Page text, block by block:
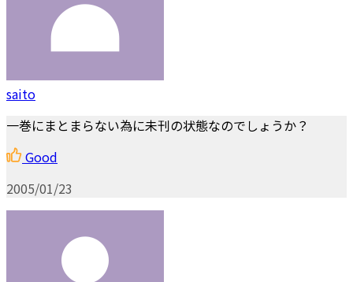
saito
一巻にまとまらない為に未刊の状態なのでしょうか？
Good
2005/01/23